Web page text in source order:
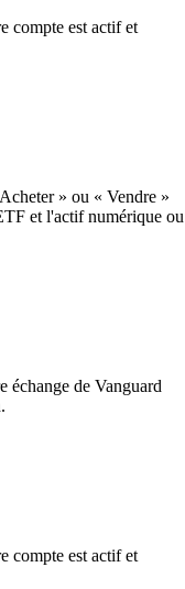
compte est actif et
» ou « Vendre »
et l'actif numérique ou
échange de Vanguard
compte est actif et